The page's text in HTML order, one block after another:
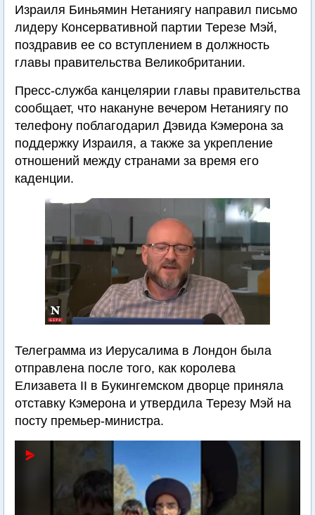
Израиля Биньямин Нетаниягу направил письмо
лидеру Консервативной партии Терезе Мэй,
поздравив ее со вступлением в должность
главы правительства Великобритании.
Пресс-служба канцелярии главы правительства
сообщает, что накануне вечером Нетаниягу по
телефону поблагодарил Дэвида Кэмерона за
поддержку Израиля, а также за укрепление
отношений между странами за время его
каденции.
Телеграмма из Иерусалима в Лондон была
отправлена после того, как королева
Елизавета II в Букингемском дворце приняла
отставку Кэмерона и утвердила Терезу Мэй на
посту премьер-министра.